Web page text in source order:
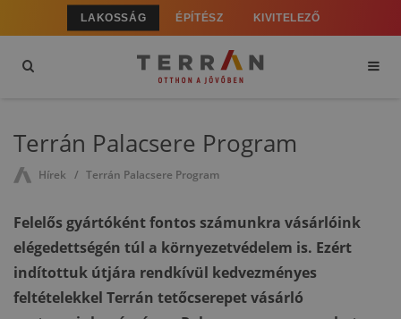
LAKOSSÁG ÉPÍTÉSZ KIVITELEZŐ
Terrán Palacsere Program
Hírek Terrán Palacsere Program
Felelős gyártóként fontos számunkra vásárlóink
elégedettségén túl a környezetvédelem is. Ezért
indítottuk útjára rendkívül kedvezményes
feltételekkel Terrán tetőcserepet vásárló